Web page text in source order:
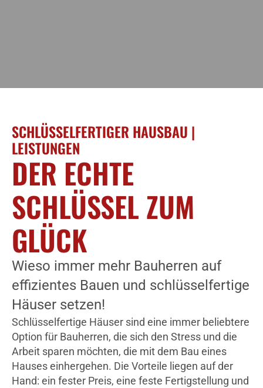
SCHLÜSSELFERTIGER HAUSBAU |
LEISTUNGEN
DER ECHTE
SCHLÜSSEL ZUM
GLÜCK
Wieso immer mehr Bauherren auf
effizientes Bauen und schlüsselfertige
Häuser setzen!
Schlüsselfertige Häuser sind eine immer beliebtere
Option für Bauherren, die sich den Stress und die
Arbeit sparen möchten, die mit dem Bau eines
Hauses einhergehen. Die Vorteile liegen auf der
Hand: ein fester Preis, eine feste Fertigstellung und